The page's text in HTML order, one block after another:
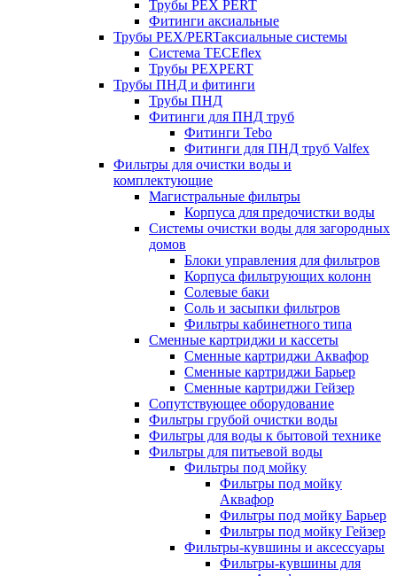
Трубы PEX PERT
Фитинги аксиальные
Трубы PEX/PERTаксиальные системы
Система TECEflex
Трубы PEXPERT
Трубы ПНД и фитинги
Трубы ПНД
Фитинги для ПНД труб
Фитинги Tebo
Фитинги для ПНД труб Valfex
Фильтры для очистки воды и
комплектующие
Магистральные фильтры
Корпуса для предочистки воды
Системы очистки воды для загородных
домов
Блоки управления для фильтров
Корпуса фильтрующих колонн
Солевые баки
Соль и засыпки фильтров
Фильтры кабинетного типа
Сменные картриджи и кассеты
Сменные картриджи Аквафор
Сменные картриджи Барьер
Сменные картриджи Гейзер
Сопутствующее оборудование
Фильтры грубой очистки воды
Фильтры для воды к бытовой технике
Фильтры для питьевой воды
Фильтры под мойку
Фильтры под мойку
Аквафор
Фильтры под мойку Барьер
Фильтры под мойку Гейзер
Фильтры-кувшины и аксессуары
Фильтры-кувшины для